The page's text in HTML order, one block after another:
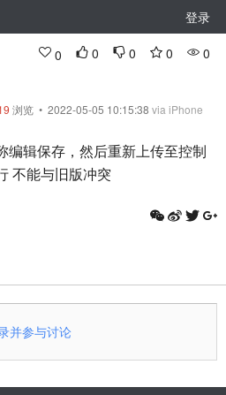
登录
0 0 0 0 0
浏览 • 2022-05-05 10:15:38 via iPhone
编辑保存，然后重新上传至控制
不能与旧版冲突
并参与讨论